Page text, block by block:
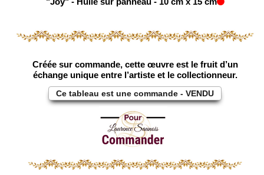
Créée sur commande, cette œuvre est le fruit d’un
échange unique entre l’artiste et le collectionneur.
Ce tableau est une commande - VENDU